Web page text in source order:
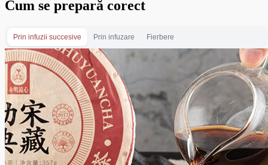
Cum se prepară corect
Prin infuzii succesive Prin infuzare Fierbere